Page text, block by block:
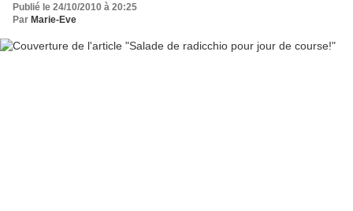
Publié le 24/10/2010 à 20:25
Par Marie-Eve